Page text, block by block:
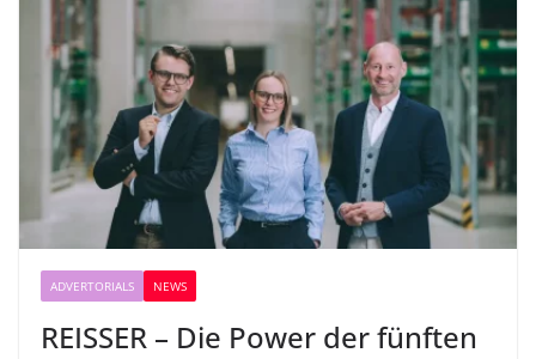
ADVERTORIALS NEWS
REISSER – Die Power der fünften